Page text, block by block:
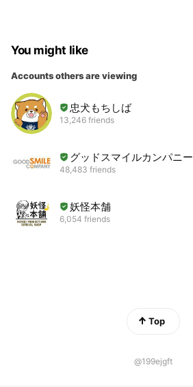
You might like
Accounts others are viewing
忠犬もちしば
13,246 friends
グッドスマイルカンパニー
48,483 friends
妖怪本舗
6,054 friends
Top
@199ejgft